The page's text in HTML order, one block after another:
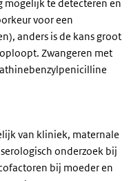
mogelijk te detecteren en
voor een
anders is de kans groot
Zwangeren met
van kliniek, maternale
onderzoek bij
bij moeder en